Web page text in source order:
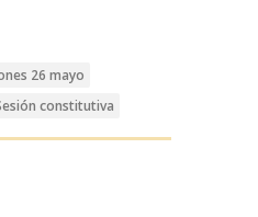
26 mayo
constitutiva